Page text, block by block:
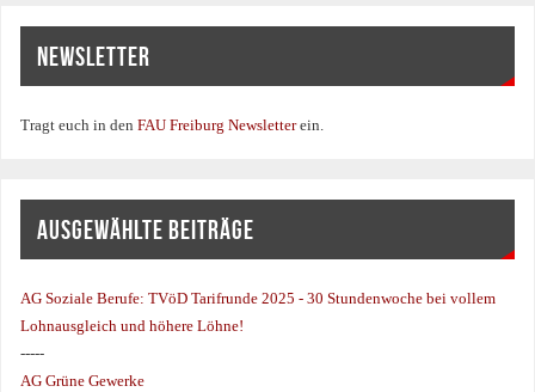
NEWSLETTER
Tragt euch in denFAU Freiburg Newsletterein.
AUSGEWÄHLTE BEITRÄGE
AG Soziale Berufe:TVöD Tarifrunde 2025 - 30 Stundenwoche bei vollem
Lohnausgleich und höhere Löhne!
-----
AG Grüne Gewerke